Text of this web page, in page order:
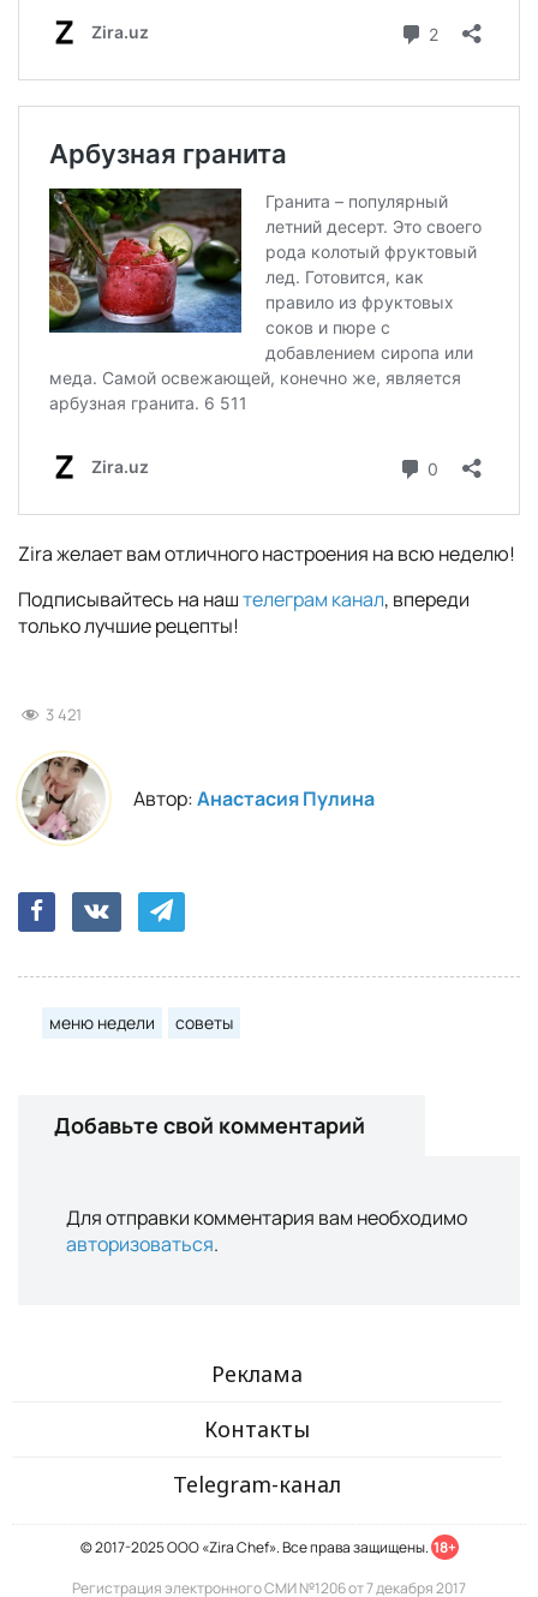
Zira желает вам отличного настроения на всю неделю!
Подписывайтесь на наштелеграм канал, впереди
только лучшие рецепты!
3 421
Автор:Анастасия Пулина
меню недели советы
Добавьте свой комментарий
Для отправки комментария вам необходимо
авторизоваться.
Реклама
Контакты
Telegram-канал
© 2017-2025 ООО «Zira Chef». Все права защищены. 18+
Регистрация электронного СМИ №1206 от 7 декабря 2017